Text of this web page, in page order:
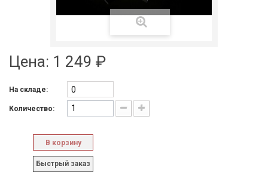
Цена: 1 249 ₽
На складе: 0
Количество:
В корзину
Быстрый заказ